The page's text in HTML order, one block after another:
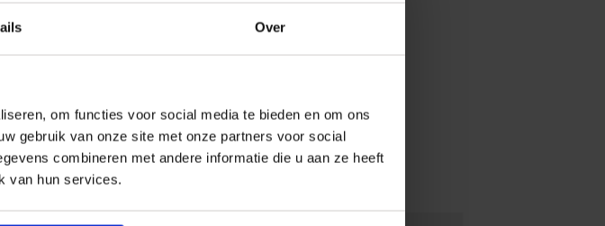
Over
om functies voor social media te bieden en om ons
gebruik van onze site met onze partners voor social
combineren met andere informatie die u aan ze heeft
van hun services.